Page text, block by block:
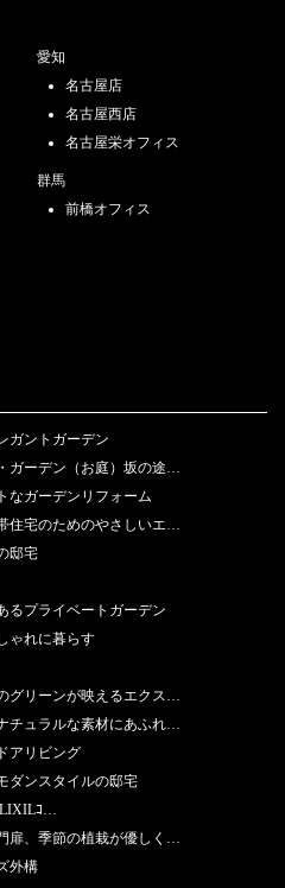
群馬
前橋オフィス
愛知
名古屋店
名古屋西店
名古屋栄オフィス
ガントガーデン
ガーデン（お庭）坂の途…
なガーデンリフォーム
住宅のためのやさしいエ…
邸宅
るプライベートガーデン
ゃれに暮らす
グリーンが映えるエクス…
チュラルな素材にあふれ…
アリビング
ダンスタイルの邸宅
ｺ…
扉、季節の植栽が優しく…
外構